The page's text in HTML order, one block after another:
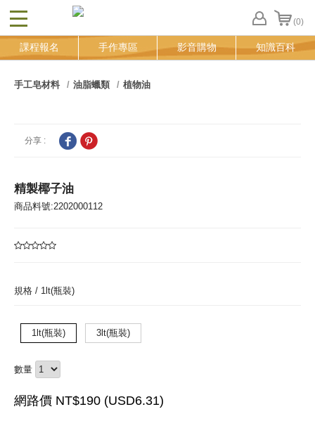
CLOSE (0)
FB
登
課程報名 手作專區 影音購物 知識百科
手工皂材料 油脂蠟類 植物油
分享 :
精製椰子油
商品料號:2202000112
規格 / 1lt(瓶裝)
1lt(瓶裝) 3lt(瓶裝)
數量
網路價 NT$190 (USD6.31)